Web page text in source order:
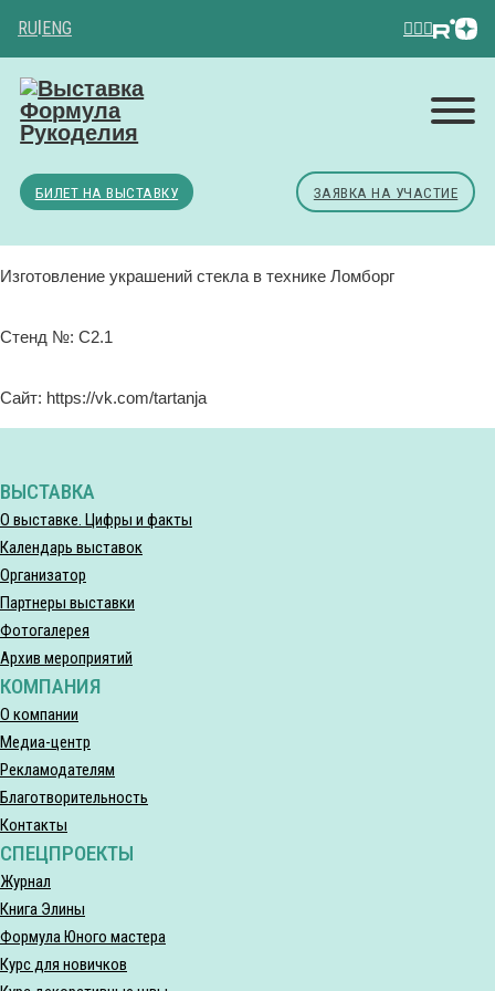
RU ENG
БИЛЕТ НА ВЫСТАВКУ ЗАЯВКА НА УЧАСТИЕ
Изготовление украшений стекла в технике Ломборг
Стенд №: C2.1
Сайт: https://vk.com/tartanja
ВЫСТАВКА
О выставке. Цифры и факты
Календарь выставок
Организатор
Партнеры выставки
Фотогалерея
Архив мероприятий
КОМПАНИЯ
О компании
Медиа-центр
Рекламодателям
Благотворительность
Контакты
СПЕЦПРОЕКТЫ
Журнал
Книга Элины
Формула Юного мастера
Курс для новичков